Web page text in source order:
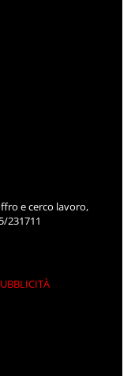
e cerco lavoro,
231711